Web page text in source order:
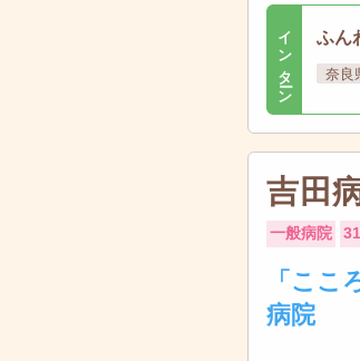
インターン ふん
奈良
吉田
一般病院
「ここ
病院